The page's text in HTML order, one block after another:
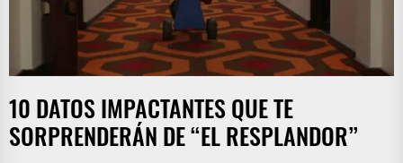
10 DATOS IMPACTANTES QUE TE
SORPRENDERÁN DE “EL RESPLANDOR”